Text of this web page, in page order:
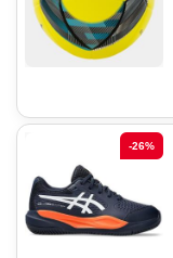
-26%